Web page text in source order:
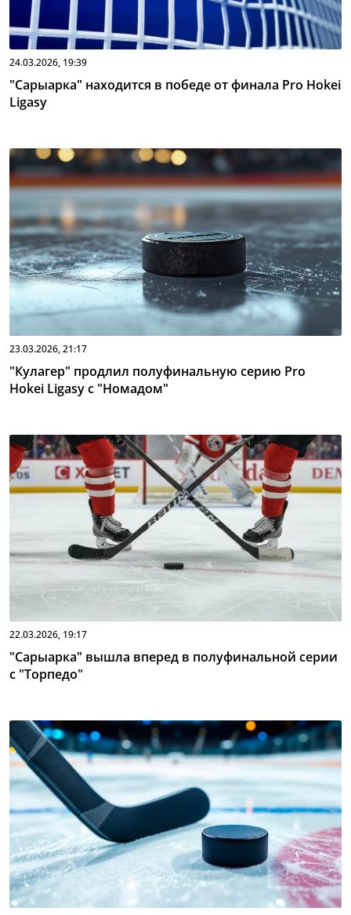
24.03.2026, 19:39
"Сарыарка" находится в победе от финала Pro Hokei
Ligasy
23.03.2026, 21:17
"Кулагер" продлил полуфинальную серию Pro
Hokei Ligasy с "Номадом"
22.03.2026, 19:17
"Сарыарка" вышла вперед в полуфинальной серии
с "Торпедо"